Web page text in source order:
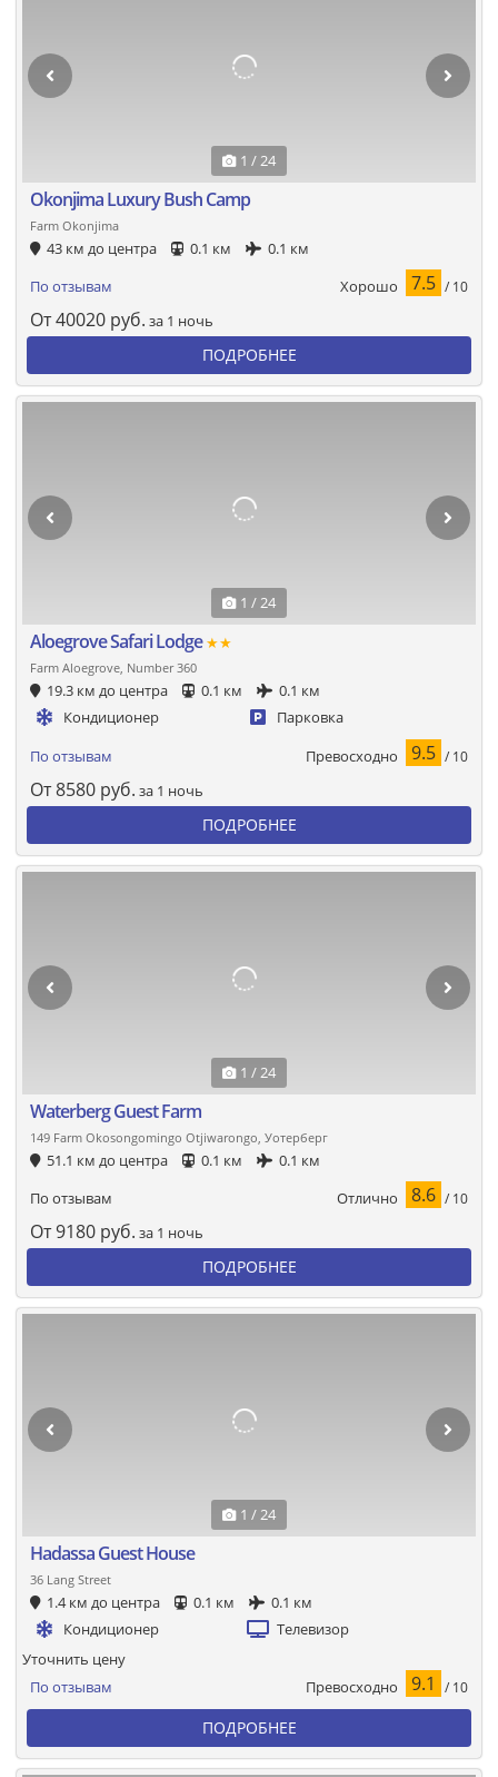
1 / 24
Okonjima Luxury Bush Camp
Farm Okonjima
43 км до центра 0.1 км
0.1 км
По отзывам
Хорошо 7.5 / 10
От40020 руб. за 1 ночь
ПОДРОБНЕЕ
1 / 24
Aloegrove Safari Lodge★★
Farm Aloegrove, Number 360
19.3 км до центра 0.1 км
0.1 км
Кондиционер
Парковка
По отзывам Превосходно 9.5 / 10
От8580 руб. за 1 ночь
ПОДРОБНЕЕ
1 / 24
Waterberg Guest Farm
149 Farm Okosongomingo Otjiwarongo, Уотерберг
51.1 км до центра 0.1 км
0.1 км
По отзывам
Отлично 8.6 / 10
От9180 руб. за 1 ночь
ПОДРОБНЕЕ
1 / 24
Hadassa Guest House
36 Lang Street
1.4 км до центра 0.1 км
0.1 км
Кондиционер
Телевизор
По отзывам Превосходно 9.1 / 10
Уточнить цену
ПОДРОБНЕЕ